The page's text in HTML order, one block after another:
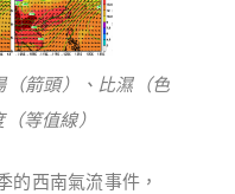
（箭頭）、比濕（色
等值線）
的西南氣流事件，